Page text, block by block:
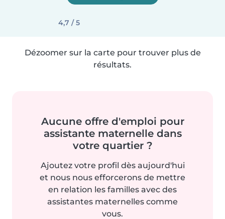
4,7 / 5
Dézoomer sur la carte pour trouver plus de
résultats.
Aucune offre d'emploi pour
assistante maternelle dans
votre quartier ?
Ajoutez votre profil dès aujourd'hui
et nous nous efforcerons de mettre
en relation les familles avec des
assistantes maternelles comme
vous.